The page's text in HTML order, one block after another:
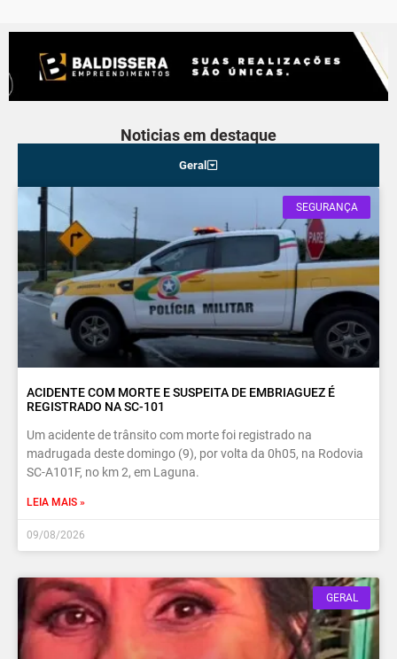
Noticias em destaque
Geral
SEGURANÇA
ACIDENTE COM MORTE E SUSPEITA DE EMBRIAGUEZ É
REGISTRADO NA SC-101
Um acidente de trânsito com morte foi registrado na
madrugada deste domingo (9), por volta da 0h05, na Rodovia
SC-A101F, no km 2, em Laguna.
LEIA MAIS »
09/08/2026
GERAL